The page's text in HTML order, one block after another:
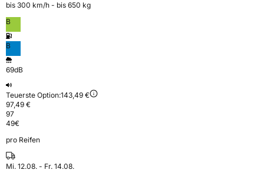
bis 300 km⁠/⁠h - bis 650 kg
B
B
69dB
Teuerste Option:143,49 €
97,49 €
97
49€
pro Reifen
Mi. 12.08. - Fr. 14.08.